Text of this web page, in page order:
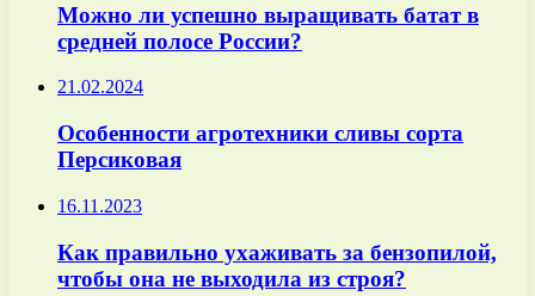
Можно ли успешно выращивать батат в
средней полосе России?
21.02.2024
Особенности агротехники сливы сорта
Персиковая
16.11.2023
Как правильно ухаживать за бензопилой,
чтобы она не выходила из строя?